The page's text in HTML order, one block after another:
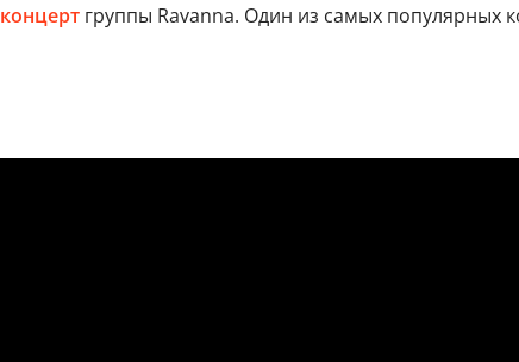
концертгруппы Ravanna. Один из самых популярных